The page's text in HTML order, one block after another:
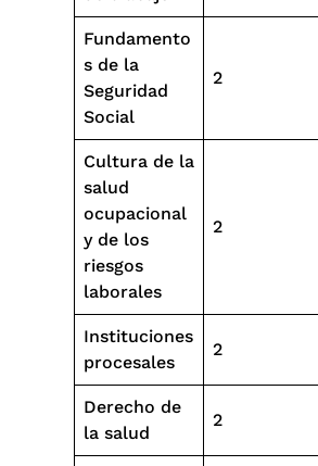
Fundamento
s de la
Seguridad
Social
2
Cultura de la
salud
ocupacional
y de los
riesgos
laborales
2
Instituciones
procesales
2
Derecho de
la salud
2